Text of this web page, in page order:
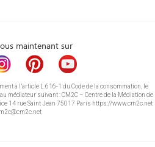
maintenant sur
à l’article L.616-1 du Code de la consommation, le
médiateur suivant : CM2C – Centre de la Médiation de
14 rue Saint Jean 75017 Paris https://www.cm2c.net